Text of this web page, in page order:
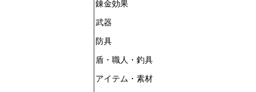
錬金効果
武器
防具
盾・職人・釣具
アイテム・素材